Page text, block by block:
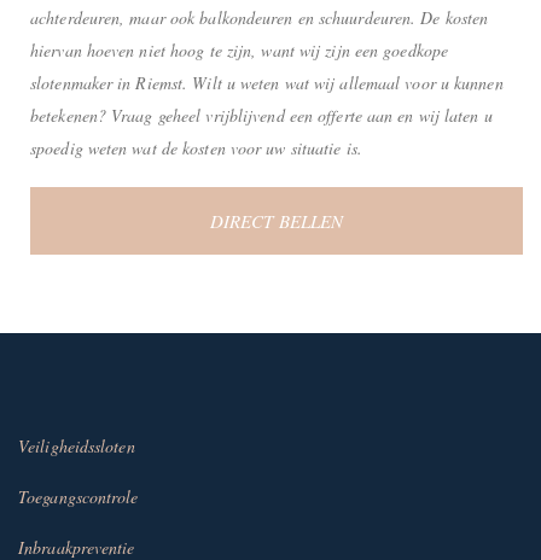
achterdeuren, maar ook balkondeuren en schuurdeuren. De kosten
hiervan hoeven niet hoog te zijn, want wij zijn een goedkope
slotenmaker in Riemst. Wilt u weten wat wij allemaal voor u kunnen
betekenen? Vraag geheel vrijblijvend een offerte aan en wij laten u
spoedig weten wat de kosten voor uw situatie is.
DIRECT BELLEN
Veiligheidssloten
Toegangscontrole
Inbraakpreventie